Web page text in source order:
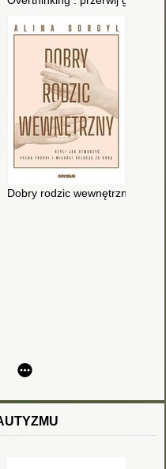
Dobry rodzic wewnętrzny, czyli
o tym, jak dzieciństwo wpływa